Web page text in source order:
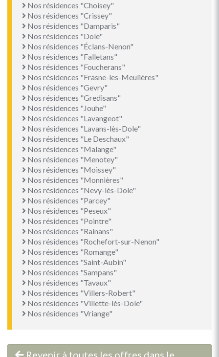
Nos résidences "Choisey"
Nos résidences "Crissey"
Nos résidences "Damparis"
Nos résidences "Dole"
Nos résidences "Éclans-Nenon"
Nos résidences "Falletans"
Nos résidences "Foucherans"
Nos résidences "Frasne-les-Meulières"
Nos résidences "Gevry"
Nos résidences "Gredisans"
Nos résidences "Jouhe"
Nos résidences "Lavangeot"
Nos résidences "Lavans-lès-Dole"
Nos résidences "Le Deschaux"
Nos résidences "Malange"
Nos résidences "Menotey"
Nos résidences "Moissey"
Nos résidences "Monnières"
Nos résidences "Nevy-lès-Dole"
Nos résidences "Parcey"
Nos résidences "Peseux"
Nos résidences "Pointre"
Nos résidences "Rainans"
Nos résidences "Rochefort-sur-Nenon"
Nos résidences "Romange"
Nos résidences "Saint-Aubin"
Nos résidences "Sampans"
Nos résidences "Tavaux"
Nos résidences "Villers-Robert"
Nos résidences "Villette-lès-Dole"
Nos résidences "Vriange"
Revenir à toutes les offres dans le